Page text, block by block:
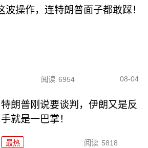
波操作，连特朗普面子都敢踩！
阅读 6954 08-04
特朗普刚说要谈判，伊朗又是反
手就是一巴掌！
最热 阅读 5818